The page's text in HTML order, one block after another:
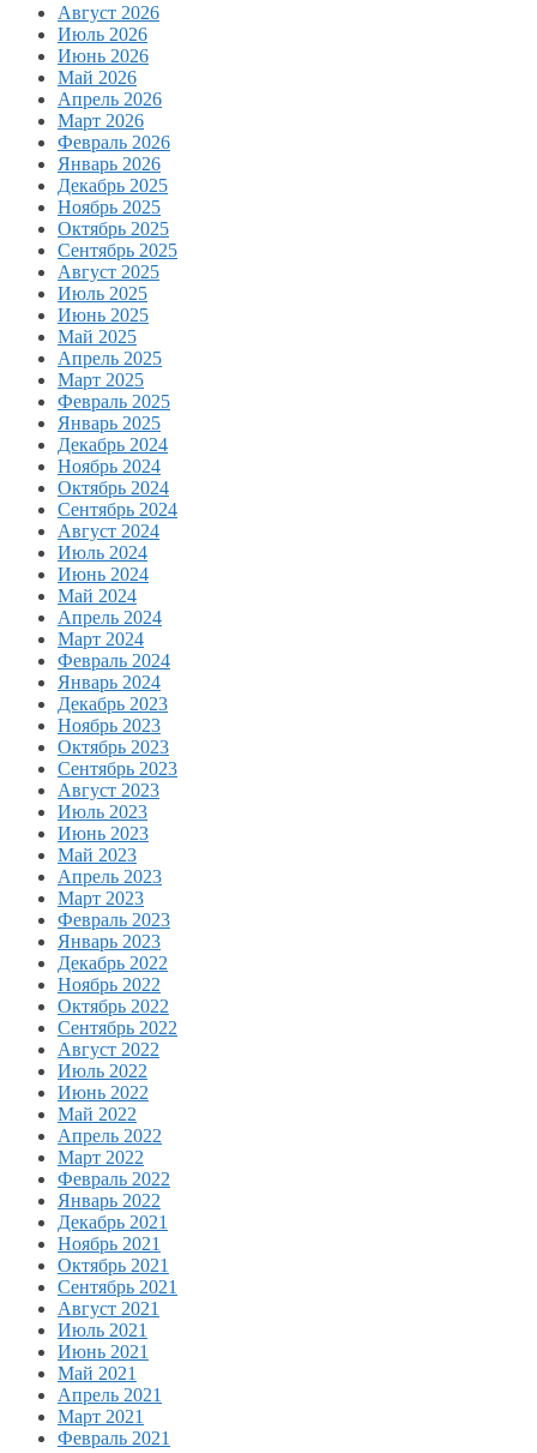
Август 2026
Июль 2026
Июнь 2026
Май 2026
Апрель 2026
Март 2026
Февраль 2026
Январь 2026
Декабрь 2025
Ноябрь 2025
Октябрь 2025
Сентябрь 2025
Август 2025
Июль 2025
Июнь 2025
Май 2025
Апрель 2025
Март 2025
Февраль 2025
Январь 2025
Декабрь 2024
Ноябрь 2024
Октябрь 2024
Сентябрь 2024
Август 2024
Июль 2024
Июнь 2024
Май 2024
Апрель 2024
Март 2024
Февраль 2024
Январь 2024
Декабрь 2023
Ноябрь 2023
Октябрь 2023
Сентябрь 2023
Август 2023
Июль 2023
Июнь 2023
Май 2023
Апрель 2023
Март 2023
Февраль 2023
Январь 2023
Декабрь 2022
Ноябрь 2022
Октябрь 2022
Сентябрь 2022
Август 2022
Июль 2022
Июнь 2022
Май 2022
Апрель 2022
Март 2022
Февраль 2022
Январь 2022
Декабрь 2021
Ноябрь 2021
Октябрь 2021
Сентябрь 2021
Август 2021
Июль 2021
Июнь 2021
Май 2021
Апрель 2021
Март 2021
Февраль 2021